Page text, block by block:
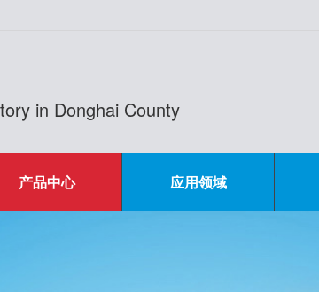
in Donghai County
产品中心 应用领域